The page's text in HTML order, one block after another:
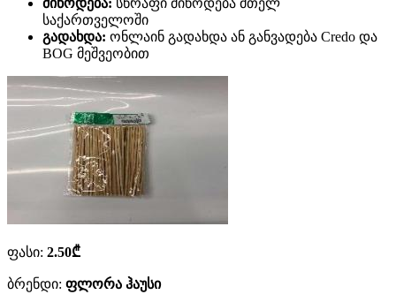
საქართველოში
გადახდა: ონლაინ გადახდა ან განვადება Credo და
BOG მეშვეობით
ფასი: 2.50₾
ბრენდი: ფლორა ჰაუსი